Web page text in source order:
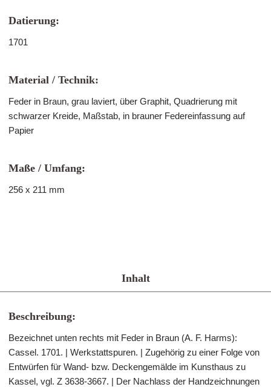
Datierung:
1701
Material / Technik:
Feder in Braun, grau laviert, über Graphit, Quadrierung mit
schwarzer Kreide, Maßstab, in brauner Federeinfassung auf
Papier
Maße / Umfang:
256 x 211 mm
Inhalt
Beschreibung:
Bezeichnet unten rechts mit Feder in Braun (A. F. Harms):
Cassel. 1701. | Werkstattspuren. | Zugehörig zu einer Folge von
Entwürfen für Wand- bzw. Deckengemälde im Kunsthaus zu
Kassel, vgl. Z 3638-3667. | Der Nachlass der Handzeichnungen